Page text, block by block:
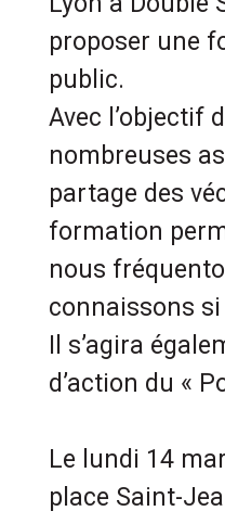
proposer une
public.
Avec l’objectif
nombreuses
partage des
formation
nous
connaissons
Il s’agira
d’action du «
Le lundi 14
place Saint-